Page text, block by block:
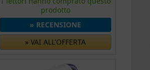
prodotto
» RECENSIONE
» VAI ALL'OFFERTA